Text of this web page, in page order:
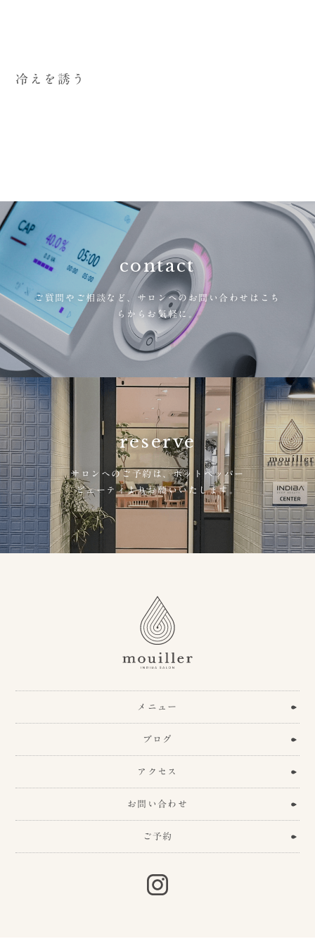
冷えを誘う
contact
ご質問やご相談など、 サロンへのお問い合わせはこち
らからお気軽に。
reserve
サロンへのご予約は、ホットペッパー
ビューティよりお願いいたします。
メニュー
ブログ
アクセス
お問い合わせ
ご予約